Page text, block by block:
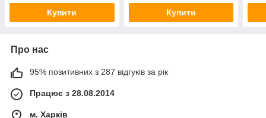
Купити Купити
Про нас
95% позитивних з 287 відгуків за рік
Працює з 28.08.2014
м. Харків